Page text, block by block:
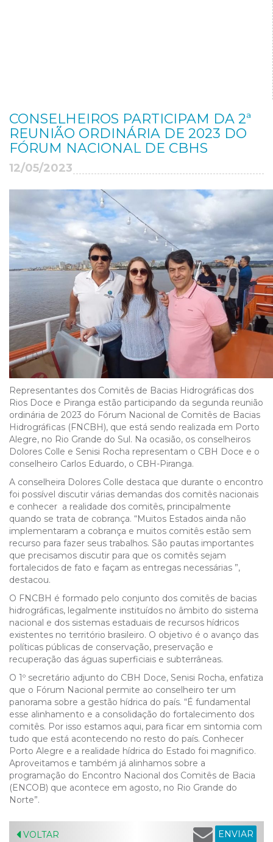
CONSELHEIROS PARTICIPAM DA 2ª
REUNIÃO ORDINÁRIA DE 2023 DO
FÓRUM NACIONAL DE CBHS
12/05/2023
Representantes dos Comitês de Bacias Hidrográficas dos
Rios Doce e Piranga estão participando da segunda reunião
ordinária de 2023 do Fórum Nacional de Comitês de Bacias
Hidrográficas (FNCBH), que está sendo realizada em Porto
Alegre, no Rio Grande do Sul. Na ocasião, os conselheiros
Dolores Colle e Senisi Rocha representam o CBH Doce e o
conselheiro Carlos Eduardo, o CBH-Piranga.
A conselheira Dolores Colle destaca que durante o encontro
foi possível discutir várias demandas dos comitês nacionais
e conhecer a realidade dos comitês, principalmente
quando se trata de cobrança. “Muitos Estados ainda não
implementaram a cobrança e muitos comitês estão sem
recurso para fazer seus trabalhos. São pautas importantes
que precisamos discutir para que os comitês sejam
fortalecidos de fato e façam as entregas necessárias ”,
destacou.
O FNCBH é formado pelo conjunto dos comitês de bacias
hidrográficas, legalmente instituídos no âmbito do sistema
nacional e dos sistemas estaduais de recursos hídricos
existentes no território brasileiro. O objetivo é o avanço das
políticas públicas de conservação, preservação e
recuperação das águas superficiais e subterrâneas.
O 1º secretário adjunto do CBH Doce, Senisi Rocha, enfatiza
que o Fórum Nacional permite ao conselheiro ter um
panorama sobre a gestão hídrica do país. “É fundamental
esse alinhamento e a consolidação do fortalecimento dos
comitês. Por isso estamos aqui, para ficar em sintomia com
tudo que está acontecendo no resto do país. Conhecer
Porto Alegre e a realidade hídrica do Estado foi magnifico.
Aproveitamos e também já alinhamos sobre a
programação do Encontro Nacional dos Comitês de Bacia
(ENCOB) que acontece em agosto, no Rio Grande do
Norte”.
VOLTAR ENVIAR